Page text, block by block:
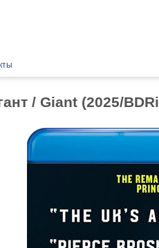
/ Giant (2025/